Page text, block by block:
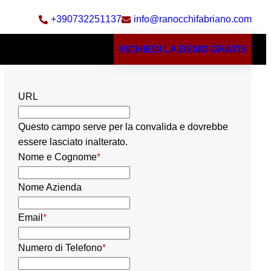
+390732251137 info@ranocchifabriano.com
RICHIEDI LA DEMO GRATIS
URL
Questo campo serve per la convalida e dovrebbe
essere lasciato inalterato.
Nome e Cognome*
Nome Azienda
Email*
Numero di Telefono*